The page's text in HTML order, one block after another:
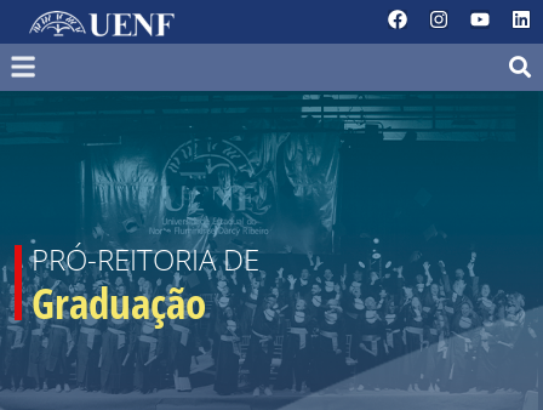
PRÓ-REITORIA DE
Graduação